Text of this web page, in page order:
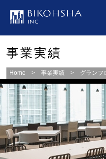
事業実績
Home >事業実績 > グランフ